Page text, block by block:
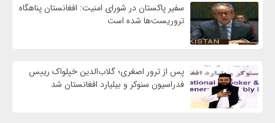
سفیر پاکستان در شورای امنیت: افغانستان پناهگاه
تروریست‌ها شده است
پس از ترور اصغری؛ گلاب‌الدین خپلواک رییس
فدراسیون سنوکر و بیلیارد افغانستان شد